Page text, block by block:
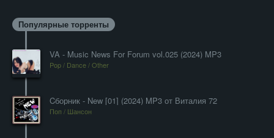
Популярные торренты
VA - Music News For Forum vol.025 (2024) MP3
Pop / Dance / Other
Cборник - New [01] (2024) MP3 от Виталия 72
Поп / Шансон